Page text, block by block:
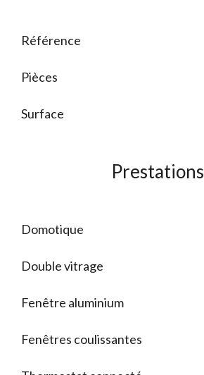
Référence
Pièces
Surface
Prestations
Domotique
Double vitrage
Fenêtre aluminium
Fenêtres coulissantes